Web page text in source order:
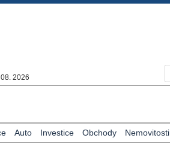
2026
Auto Investice Obchody Nemovitosti